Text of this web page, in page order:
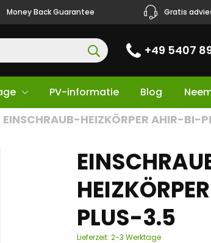
Money Back Guarantee Gratis
+49 5407
PV-informatie Blog
EINSCHRAUB-HEIZKÖRPER AHIR-BI-
PLUS-3.5
Lieferzeit: 2-3 Werktage